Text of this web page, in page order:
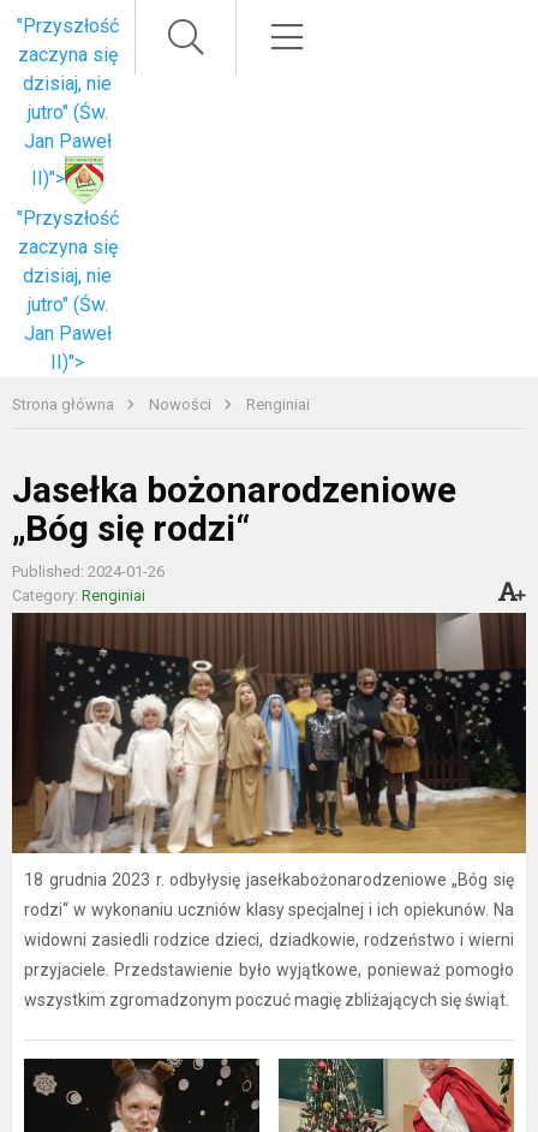
"Przyszłość
zaczyna się
dzisiaj, nie
jutro" (Św.
Jan Paweł
II)">
"Przyszłość
zaczyna się
dzisiaj, nie
jutro" (Św.
Jan Paweł
II)">
Strona główna Nowości Renginiai
Jasełka bożonarodzeniowe
„Bóg się rodzi“
Published: 2024-01-26
Category: Renginiai
18 grudnia 2023 r. odbyłysię jasełkabożonarodzeniowe „Bóg się
rodzi“ w wykonaniu uczniów klasy specjalnej i ich opiekunów. Na
widowni zasiedli rodzice dzieci, dziadkowie, rodzeństwo i wierni
przyjaciele. Przedstawienie było wyjątkowe, ponieważ pomogło
wszystkim zgromadzonym poczuć magię zbliżających się świąt.